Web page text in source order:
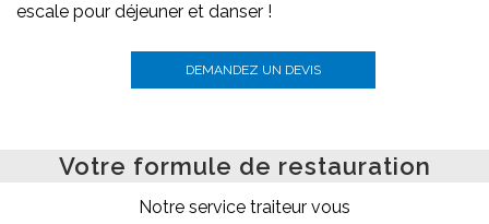
escale pour déjeuner et danser !
DEMANDEZ UN DEVIS
Votre formule de restauration
Notre service traiteur vous